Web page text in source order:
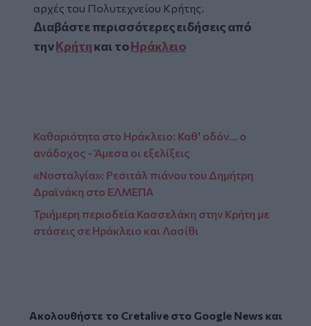
αρχές του Πολυτεχνείου Κρήτης.
Διαβάστε περισσότερες ειδήσεις από
τηνΚρήτηκαι τοΗράκλειο
Καθαριότητα στο Ηράκλειο: Καθ' οδόν... ο
ανάδοχος - Άμεσα οι εξελίξεις
«Νοσταλγία»: Ρεσιτάλ πιάνου του Δημήτρη
Δραϊνάκη στο ΕΛΜΕΠΑ
Τριήμερη περιοδεία Κασσελάκη στην Κρήτη με
στάσεις σε Ηράκλειο και Λασίθι
Ακολουθήστε το Cretalive στο Google Newsκαι